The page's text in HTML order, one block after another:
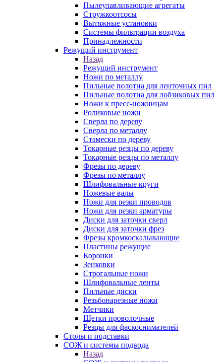
Пылеулавливающие агрегаты
Стружкоотсосы
Вытяжные установки
Системы фильтрации воздуха
Принадлежности
Режущий инструмент
Назад
Режущий инструмент
Ножи по металлу
Пильные полотна для ленточных пил
Пильные полотна для лобзиковых пил
Ножи к пресс-ножницам
Роликовые ножи
Сверла по дереву
Сверла по металлу
Стамески по дереву
Токарные резцы по дереву
Токарные резцы по металлу
Фрезы по дереву
Фрезы по металлу
Шлифовальные круги
Ножевые валы
Ножи для резки проводов
Ножи для резки арматуры
Диски для заточки сверл
Диски для заточки фрез
Фрезы кромкоскалывающие
Пластины режущие
Коронки
Зенковки
Строгальные ножи
Шлифовальные ленты
Пильные диски
Резьбонарезные ножи
Метчики
Щетки проволочные
Резцы для фаскоснимателей
Столы и подставки
СОЖ и системы подвода
Назад